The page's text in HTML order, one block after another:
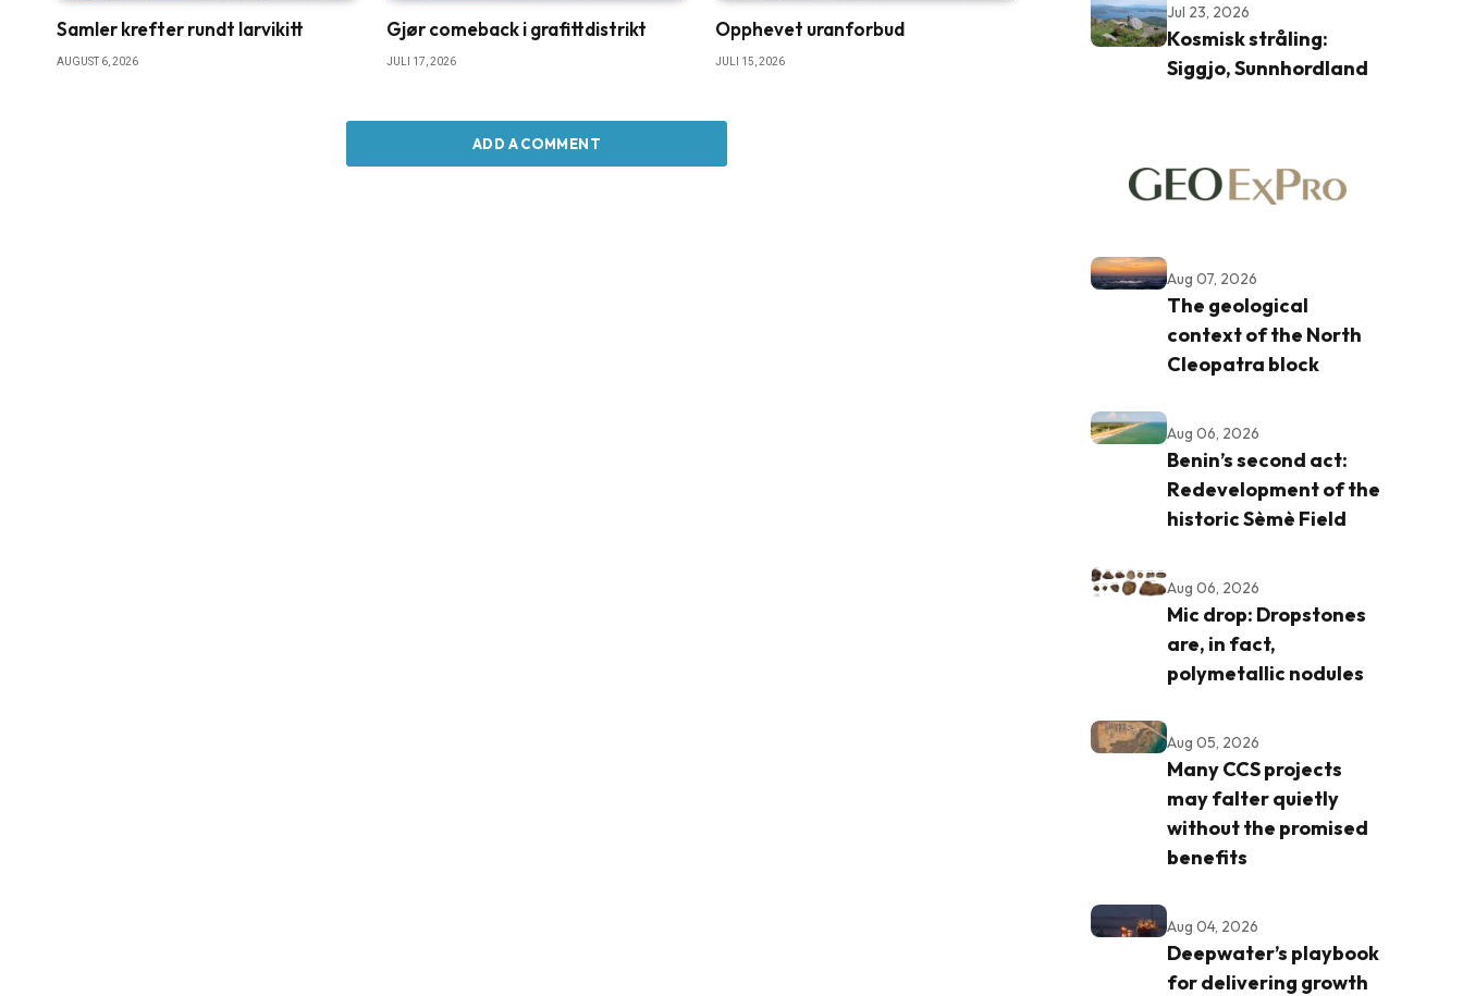
Samler krefter rundt larvikitt
AUGUST 6, 2026
Gjør comeback i grafittdistrikt
JULI 17, 2026
Opphevet uranforbud
JULI 15, 2026
ADD A COMMENT
Jul 23, 2026
Kosmisk stråling:
Siggjo, Sunnhordland
Aug 07, 2026
The geological
context of the North
Cleopatra block
Aug 06, 2026
Benin’s second act:
Redevelopment of the
historic Sèmè Field
Aug 06, 2026
Mic drop: Dropstones
are, in fact,
polymetallic nodules
Aug 05, 2026
Many CCS projects
may falter quietly
without the promised
benefits
Aug 04, 2026
Deepwater’s playbook
for delivering growth